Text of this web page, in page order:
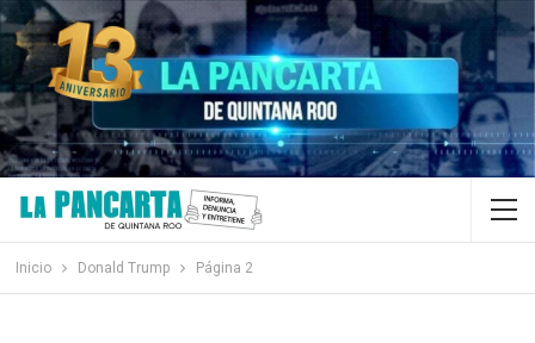
Inicio Donald Trump Página 2